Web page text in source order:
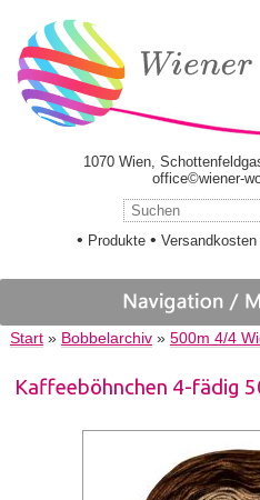
1070 Wien,
office©wiener-
• Produkte •Versandkosten
Start» Bobbelarchiv» 500m 4/4
Kaffeeböhnchen 4-fädig